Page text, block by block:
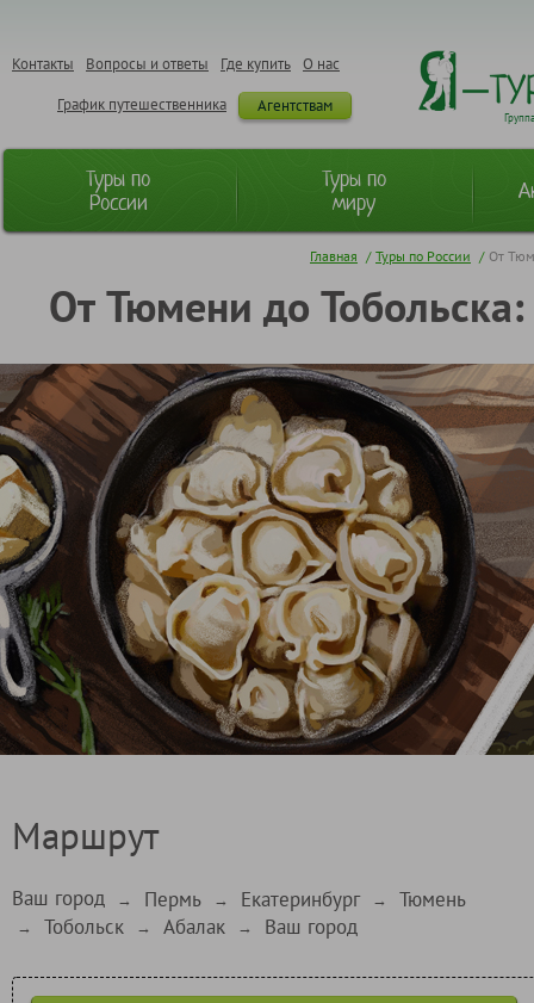
О нас
Где купить
Вопросы и ответы
Контакты
Агентствам
График путешественника
Туры по
России
Туры по
миру
Главная / Туры по России / От
От Тюмени до
Маршрут
Ваш город → Пермь → Екатеринбург → Тюмень
→ Тобольск → Абалак → Ваш город